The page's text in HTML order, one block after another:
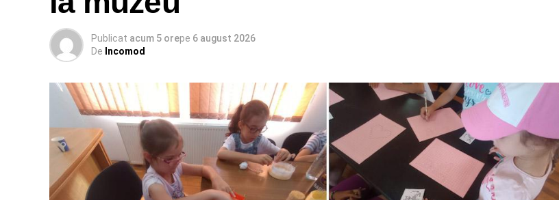
conștientizat importanța protejării salariaților în perioadele de caniculă, acordând o
Marius Lixandru, inspector-șef al ITM Dâmbovița:
Publicat acum 5 orepe 6 august 2026
De Incomod